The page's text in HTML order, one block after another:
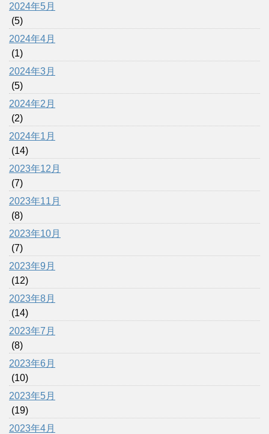
2024年5月
(5)
2024年4月
(1)
2024年3月
(5)
2024年2月
(2)
2024年1月
(14)
2023年12月
(7)
2023年11月
(8)
2023年10月
(7)
2023年9月
(12)
2023年8月
(14)
2023年7月
(8)
2023年6月
(10)
2023年5月
(19)
2023年4月